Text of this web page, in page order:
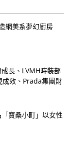
網美系夢幻廚房
長、LVMH時裝部
效、Prada集團財
寶桑小町」以女性